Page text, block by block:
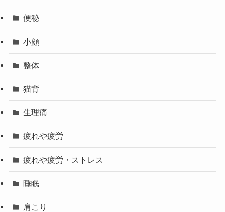
便秘
小顔
整体
猫背
生理痛
疲れや疲労
疲れや疲労・ストレス
睡眠
肩こり